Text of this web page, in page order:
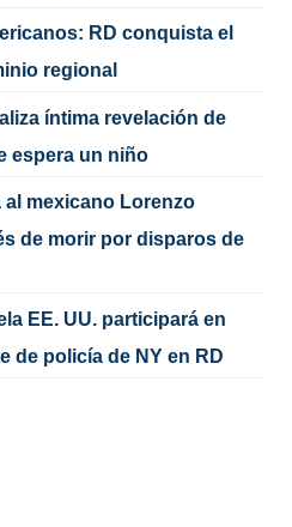
RD conquista el
regional
íntima revelación de
espera un niño
mexicano Lorenzo
de morir por disparos de
EE. UU. participará en
de policía de NY en RD